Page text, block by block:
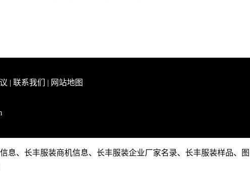
| 联系我们 | 网站地图
息、长丰服装商机信息、长丰服装企业厂家名录、长丰服装样品、图